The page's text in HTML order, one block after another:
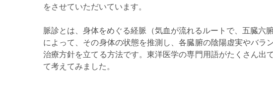
をさせていただいています。
脈診とは、身体をめぐる経脈（気血が流れるルートで、五臓六
によって、その身体の状態を推測し、各臓腑の陰陽虚実やバラ
治療方針を立てる方法です。東洋医学の専門用語がたくさん出
て考えてみました。